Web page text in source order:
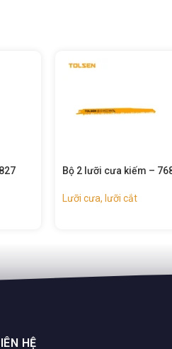
Bộ 2 lưỡi cưa kiếm – 76825
Lưỡi cưa, lưỡi cắt
HỆ